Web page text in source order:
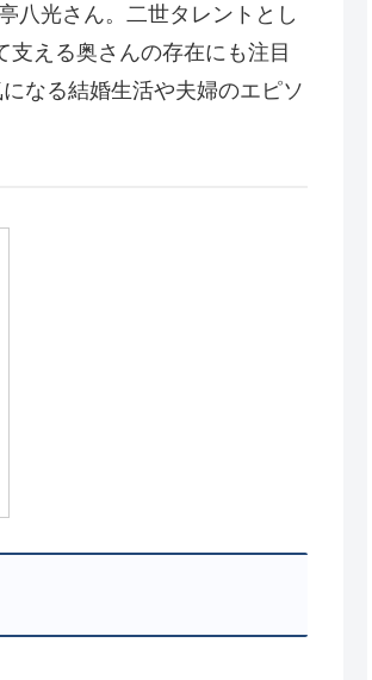
八光さん。二世タレントとし
支える奥さんの存在にも注目
なる結婚生活や夫婦のエピソ